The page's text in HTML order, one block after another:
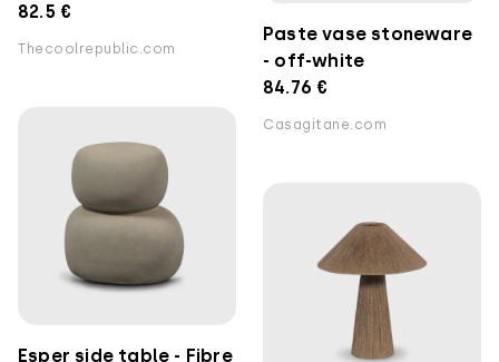
82.5 €
Thecoolrepublic.com
Paste vase stoneware
- off-white
84.76 €
Casagitane.com
Esper side table - Fibre